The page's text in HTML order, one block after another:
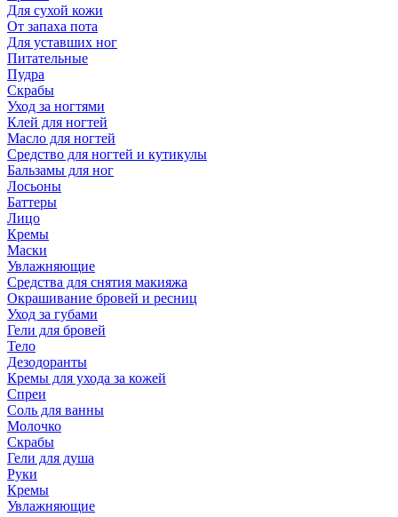
Для сухой кожи
От запаха пота
Для уставших ног
Питательные
Пудра
Скрабы
Уход за ногтями
Клей для ногтей
Масло для ногтей
Средство для ногтей и кутикулы
Бальзамы для ног
Лосьоны
Баттеры
Лицо
Кремы
Маски
Увлажняющие
Средства для снятия макияжа
Окрашивание бровей и ресниц
Уход за губами
Гели для бровей
Тело
Дезодоранты
Кремы для ухода за кожей
Спреи
Соль для ванны
Молочко
Скрабы
Гели для душа
Руки
Кремы
Увлажняющие